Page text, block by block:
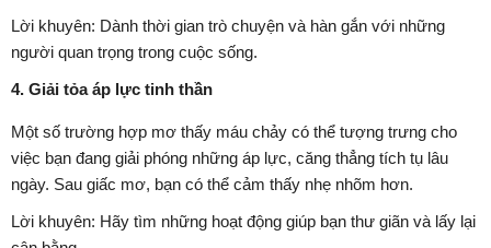
Lời khuyên: Dành thời gian trò chuyện và hàn gắn với những
người quan trọng trong cuộc sống.
4. Giải tỏa áp lực tinh thần
Một số trường hợp mơ thấy máu chảy có thể tượng trưng cho
việc bạn đang giải phóng những áp lực, căng thẳng tích tụ lâu
ngày. Sau giấc mơ, bạn có thể cảm thấy nhẹ nhõm hơn.
Lời khuyên: Hãy tìm những hoạt động giúp bạn thư giãn và lấy lại